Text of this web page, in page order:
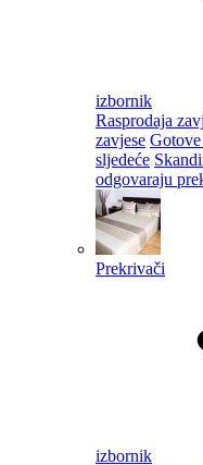
izbornik
Rasprodaja
zavjese Gotove
sljedeće
odgovaraju
Prekrivači
izbornik